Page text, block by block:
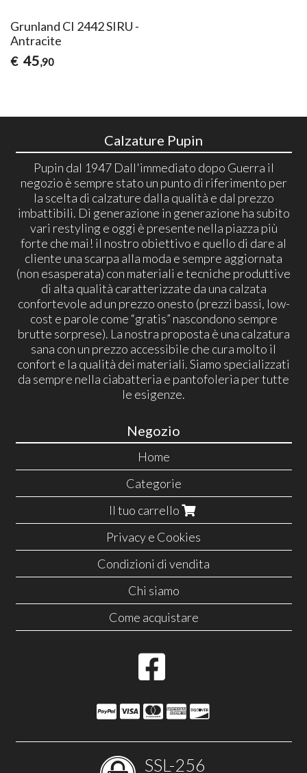
Grunland CI 2442 SIRU -
Antracite
€ 45,90
Calzature Pupin
Pupin dal 1947 Dall'immediato dopo Guerra il
negozio è sempre stato un punto di riferimento per
la scelta di calzature dalla qualità e dal prezzo
imbattibili. Di generazione in generazione ha subito
vari restyling e oggi è presente nella piazza più
forte che mai! il nostro obiettivo e quello di dare al
cliente una scarpa alla moda e sempre aggiornata
(non esasperata) con materiali e tecniche produttive
di alta qualità caratterizzate da una calzata
confortevole ad un prezzo onesto (prezzi bassi, low-
cost e parole come “gratis” nascondono sempre
brutte sorprese). La nostra proposta è una calzatura
sana con un prezzo accessibile che cura molto il
confort e la qualità dei materiali. Siamo specializzati
da sempre nella ciabatteria e pantofoleria per tutte
le esigenze.
Negozio
Home
Categorie
Il tuo carrello
Privacy e Cookies
Condizioni di vendita
Chi siamo
Come acquistare
SSL-256